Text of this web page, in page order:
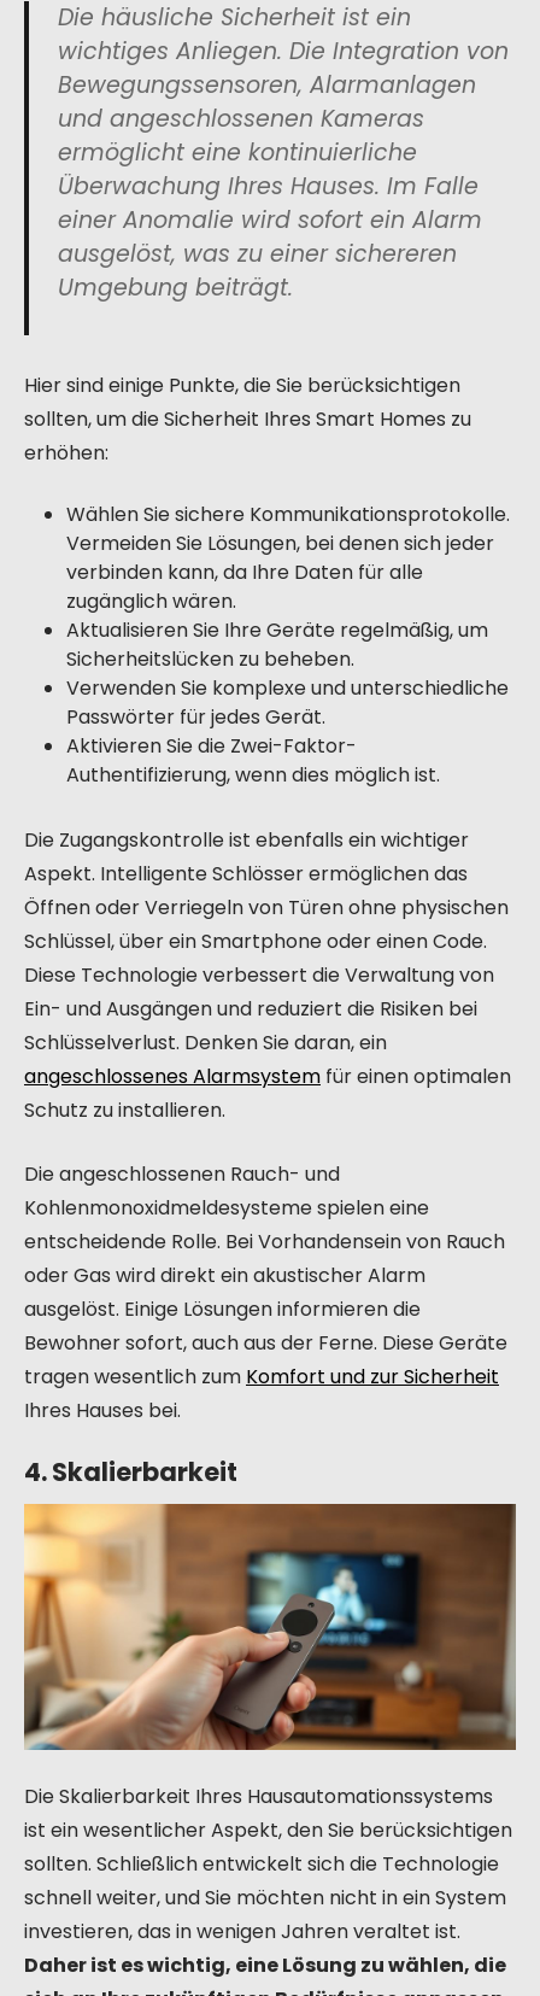
Die häusliche Sicherheit ist ein
wichtiges Anliegen. Die Integration von
Bewegungssensoren, Alarmanlagen
und angeschlossenen Kameras
ermöglicht eine kontinuierliche
Überwachung Ihres Hauses. Im Falle
einer Anomalie wird sofort ein Alarm
ausgelöst, was zu einer sichereren
Umgebung beiträgt.
Hier sind einige Punkte, die Sie berücksichtigen
sollten, um die Sicherheit Ihres Smart Homes zu
erhöhen:
Wählen Sie sichere Kommunikationsprotokolle.
Vermeiden Sie Lösungen, bei denen sich jeder
verbinden kann, da Ihre Daten für alle
zugänglich wären.
Aktualisieren Sie Ihre Geräte regelmäßig, um
Sicherheitslücken zu beheben.
Verwenden Sie komplexe und unterschiedliche
Passwörter für jedes Gerät.
Aktivieren Sie die Zwei-Faktor-
Authentifizierung, wenn dies möglich ist.
Die Zugangskontrolle ist ebenfalls ein wichtiger
Aspekt. Intelligente Schlösser ermöglichen das
Öffnen oder Verriegeln von Türen ohne physischen
Schlüssel, über ein Smartphone oder einen Code.
Diese Technologie verbessert die Verwaltung von
Ein- und Ausgängen und reduziert die Risiken bei
Schlüsselverlust. Denken Sie daran, ein
angeschlossenes Alarmsystem für einen optimalen
Schutz zu installieren.
Die angeschlossenen Rauch- und
Kohlenmonoxidmeldesysteme spielen eine
entscheidende Rolle. Bei Vorhandensein von Rauch
oder Gas wird direkt ein akustischer Alarm
ausgelöst. Einige Lösungen informieren die
Bewohner sofort, auch aus der Ferne. Diese Geräte
tragen wesentlich zum Komfort und zur Sicherheit
Ihres Hauses bei.
4. Skalierbarkeit
Die Skalierbarkeit Ihres Hausautomationssystems
ist ein wesentlicher Aspekt, den Sie berücksichtigen
sollten. Schließlich entwickelt sich die Technologie
schnell weiter, und Sie möchten nicht in ein System
investieren, das in wenigen Jahren veraltet ist.
Daher ist es wichtig, eine Lösung zu wählen, die